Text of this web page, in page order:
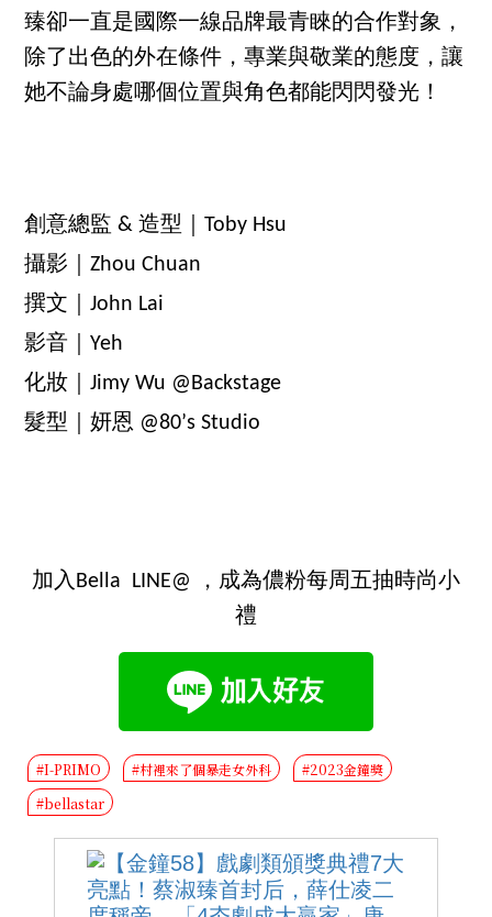
臻卻一直是國際一線品牌最青睞的合作對象，
除了出色的外在條件，專業與敬業的態度，讓
她不論身處哪個位置與角色都能閃閃發光！
創意總監 & 造型｜Toby Hsu
攝影｜Zhou Chuan
撰文｜John Lai
影音｜Yeh
化妝｜Jimy Wu @Backstage
髮型｜妍恩 @80’s Studio
加入Bella LINE@ ，成為儂粉每周五抽時尚小
禮
#I-PRIMO #村裡來了個暴走女外科
#2023金鐘獎
#bellastar